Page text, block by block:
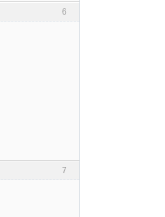
6
7